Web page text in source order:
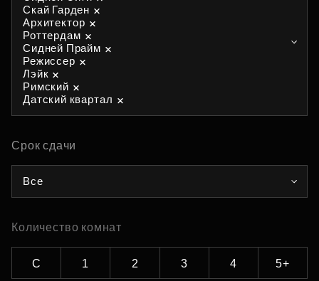
Скай Гарден
Архитектор
Роттердам
Сидней Прайм
Режиссер
Лэйк
Римский
Датский квартал
Срок сдачи
Все
Количество комнат
С 1 2 3 4 5+